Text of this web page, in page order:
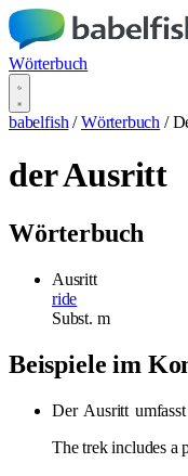
Wörterbuch
babelfish / Wörterbuch /
der Ausritt
Wörterbuch
Ausritt
ride
Subst. m
Beispiele im
Der Ausritt
The trek includes a